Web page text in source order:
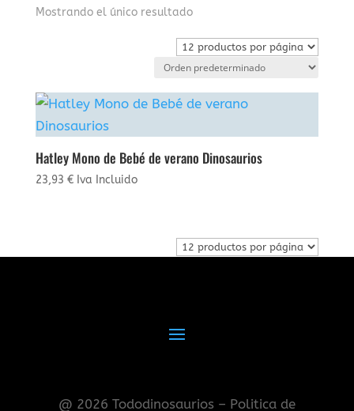
Mostrando el único resultado
Hatley Mono de Bebé de verano Dinosaurios
23,93 € Iva Incluido
@ 2026 Tododinosaurios – Politica de